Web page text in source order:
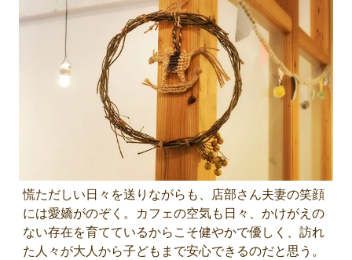
慌ただしい日々を送りながらも、店部さん夫妻の笑顔
には愛嬌がのぞく。カフェの空気も日々、かけがえの
ない存在を育てているからこそ健やかで優しく、訪れ
た人々が大人から子どもまで安心できるのだと思う。